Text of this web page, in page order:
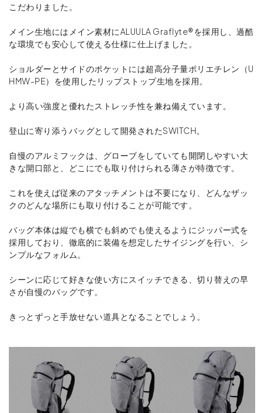
こだわりました。
メイン生地にはメイン素材にALUULA Graflyte®を採用し、過酷
な環境でも安心して使える仕様に仕上げました。
ショルダーとサイドのポケットには超高分子量ポリエチレン（U
HMW-PE）を使用したリップストップ生地を採用。
より高い強度と優れたストレッチ性を兼ね備えています。
登山に寄り添うバッグとして開発されたSWITCH。
自慢のアルミフックは、グローブをしていても開閉しやすい大
きな開口部と、どこにでも取り付けられる薄さが特徴です。
これを使えば従来のアタッチメントは不要になり、どんなザッ
クのどんな場所にも取り付けることが可能です。
バッグ本体は縦でも横でも斜めでも使えるようにジッパー式を
採用しており、徹底的に装備を想定したサイジングを行い、シ
ンプルなフォルム。
シーンに応じて好きな使い方にスイッチできる、切り替えの早
さが自慢のバッグです。
きっとずっと手放せない道具となることでしょう。